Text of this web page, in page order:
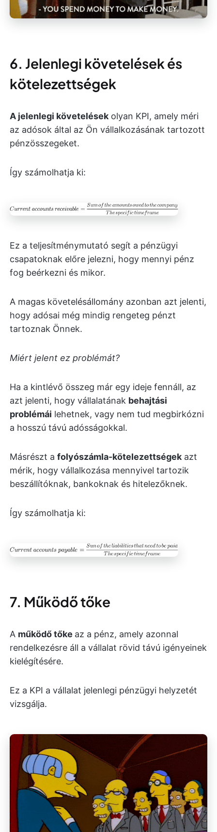
6. Jelenlegi követelések és
kötelezettségek
A jelenlegi követelések olyan KPI, amely méri
az adósok által az Ön vállalkozásának tartozott
pénzösszegeket.
Így számolhatja ki:
Ez a teljesítménymutató segít a pénzügyi
csapatoknak előre jelezni, hogy mennyi pénz
fog beérkezni és mikor.
A magas követelésállomány azonban azt jelenti,
hogy adósai még mindig rengeteg pénzt
tartoznak Önnek.
Miért jelent ez problémát?
Ha a kintlévő összeg már egy ideje fennáll, az
azt jelenti, hogy vállalatának behajtási
problémái lehetnek, vagy nem tud megbirkózni
a hosszú távú adósságokkal.
Másrészt a folyószámla-kötelezettségek azt
mérik, hogy vállalkozása mennyivel tartozik
beszállítóknak, bankoknak és hitelezőknek.
Így számolhatja ki:
7. Működő tőke
A működő tőke az a pénz, amely azonnal
rendelkezésre áll a vállalat rövid távú igényeinek
kielégítésére.
Ez a KPI a vállalat jelenlegi pénzügyi helyzetét
vizsgálja.